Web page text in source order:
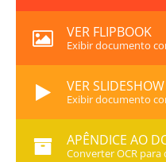
VER FLIPBOOK
Exibir documento
VER SLIDESHOW
Exibir documento
APÊNDICE AO
Converter OCR